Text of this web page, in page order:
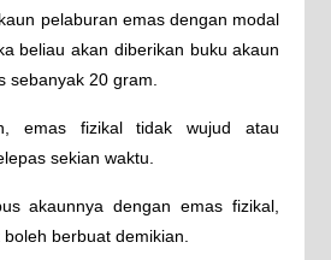
pelaburan emas dengan modal
beliau akan diberikan buku akaun
sebanyak 20 gram.
emas fizikal tidak wujud atau
sekian waktu.
akaunnya dengan emas fizikal,
berbuat demikian.